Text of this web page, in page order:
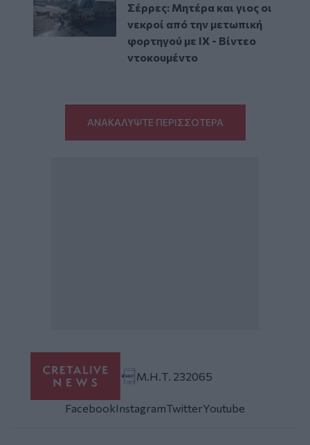
Σέρρες: Μητέρα και γιος οι
νεκροί από την μετωπική
φορτηγού με ΙΧ - Βίντεο
ντοκουμέντο
ΑΝΑΚΑΛΥΨΤΕ ΠΕΡΙΣΣΟΤΕΡΑ
Μ.Η.Τ. 232065
FacebookInstagramTwitterYoutube